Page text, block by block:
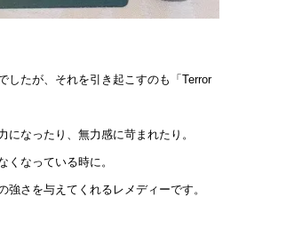
したが、それを引き起こすのも「Terror
なったり、無力感に苛まれたり。
なっている時に。
さを与えてくれるレメディーです。